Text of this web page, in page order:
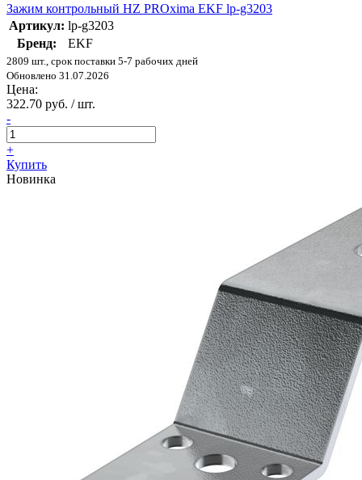
Зажим контрольный HZ PROxima EKF lp-g3203
Артикул: lp-g3203
Бренд:
EKF
2809 шт., срок поставки 5-7 рабочих дней
Обновлено 31.07.2026
Цена:
322.70 руб. / шт.
-
+
Купить
Новинка